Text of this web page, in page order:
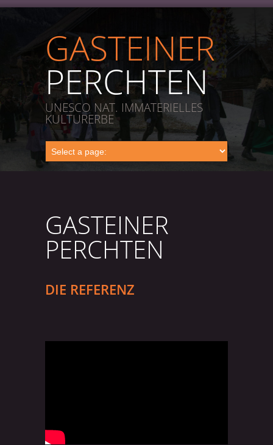
GASTEINER
PERCHTEN
UNESCO NAT. IMMATERIELLES
KULTURERBE
GASTEINER
PERCHTEN
DIE REFERENZ